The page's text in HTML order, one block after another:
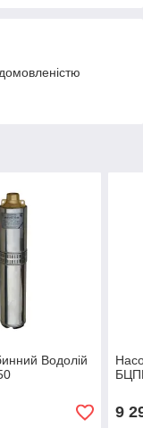
Водолій
9